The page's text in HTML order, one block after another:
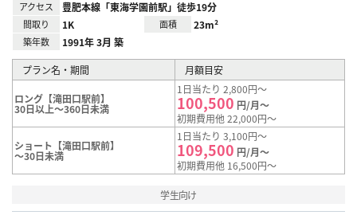
アクセス 豊肥本線「東海学園前駅」徒歩19分
間取り 1K 面積 23m²
築年数 1991年 3月 築
プラン名・期間 月額目安
ロング【滝田口駅前】
30日以上～360日未満
1日当たり 2,800円～
100,500 円/月～
初期費用他 22,000円～
ショート【滝田口駅前】
～30日未満
1日当たり 3,100円～
109,500 円/月～
初期費用他 16,500円～
学生向け